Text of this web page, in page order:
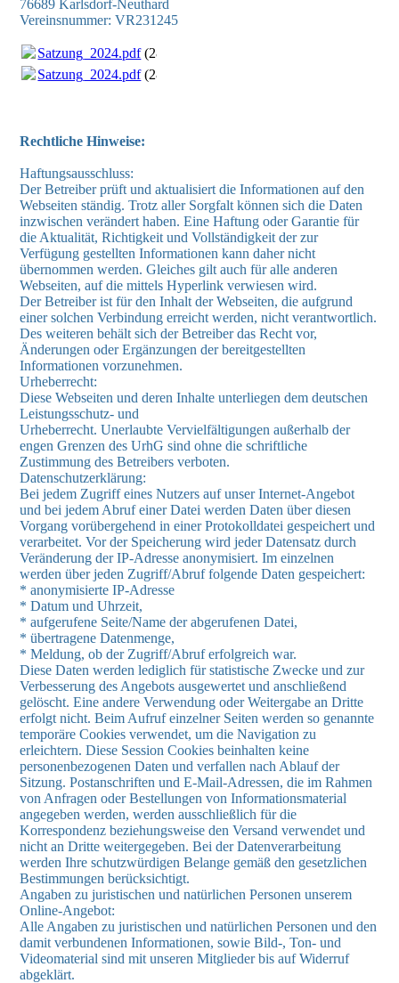
76689 Karlsdorf-Neuthard
Vereinsnummer: VR231245
Satzung_2024.pdf(280.09KB)
Satzung_2024.pdf(280.09KB)
Rechtliche Hinweise:
Haftungsausschluss:
Der Betreiber prüft und aktualisiert die Informationen auf den
Webseiten ständig. Trotz aller Sorgfalt können sich die Daten
inzwischen verändert haben. Eine Haftung oder Garantie für
die Aktualität, Richtigkeit und Vollständigkeit der zur
Verfügung gestellten Informationen kann daher nicht
übernommen werden. Gleiches gilt auch für alle anderen
Webseiten, auf die mittels Hyperlink verwiesen wird.
Der Betreiber ist für den Inhalt der Webseiten, die aufgrund
einer solchen Verbindung erreicht werden, nicht verantwortlich.
Des weiteren behält sich der Betreiber das Recht vor,
Änderungen oder Ergänzungen der bereitgestellten
Informationen vorzunehmen.
Urheberrecht:
Diese Webseiten und deren Inhalte unterliegen dem deutschen
Leistungsschutz- und
Urheberrecht. Unerlaubte Vervielfältigungen außerhalb der
engen Grenzen des UrhG sind ohne die schriftliche
Zustimmung des Betreibers verboten.
Datenschutzerklärung:
Bei jedem Zugriff eines Nutzers auf unser Internet-Angebot
und bei jedem Abruf einer Datei werden Daten über diesen
Vorgang vorübergehend in einer Protokolldatei gespeichert und
verarbeitet. Vor der Speicherung wird jeder Datensatz durch
Veränderung der IP-Adresse anonymisiert. Im einzelnen
werden über jeden Zugriff/Abruf folgende Daten gespeichert:
* anonymisierte IP-Adresse
* Datum und Uhrzeit,
* aufgerufene Seite/Name der abgerufenen Datei,
* übertragene Datenmenge,
* Meldung, ob der Zugriff/Abruf erfolgreich war.
Diese Daten werden lediglich für statistische Zwecke und zur
Verbesserung des Angebots ausgewertet und anschließend
gelöscht. Eine andere Verwendung oder Weitergabe an Dritte
erfolgt nicht. Beim Aufruf einzelner Seiten werden so genannte
temporäre Cookies verwendet, um die Navigation zu
erleichtern. Diese Session Cookies beinhalten keine
personenbezogenen Daten und verfallen nach Ablauf der
Sitzung. Postanschriften und E-Mail-Adressen, die im Rahmen
von Anfragen oder Bestellungen von Informationsmaterial
angegeben werden, werden ausschließlich für die
Korrespondenz beziehungsweise den Versand verwendet und
nicht an Dritte weitergegeben. Bei der Datenverarbeitung
werden Ihre schutzwürdigen Belange gemäß den gesetzlichen
Bestimmungen berücksichtigt.
Angaben zu juristischen und natürlichen Personen unserem
Online-Angebot:
Alle Angaben zu juristischen und natürlichen Personen und den
damit verbundenen Informationen, sowie Bild-, Ton- und
Videomaterial sind mit unseren Mitglieder bis auf Widerruf
abgeklärt.